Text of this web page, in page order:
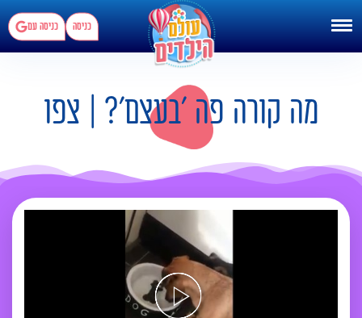
כניסה כניסה עם
מה קורה פה 'בעצם'? | צפו